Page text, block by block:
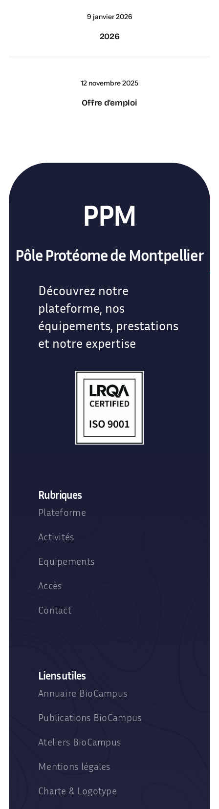
9 janvier 2026
2026
12 novembre 2025
Offre d’emploi
PPM
Pôle Protéome de Montpellier
Découvrez notre
plateforme, nos
équipements, prestations
et notre expertise
Rubriques
Plateforme
Activités
Equipements
Accès
Contact
Liens utiles
Annuaire BioCampus
Publications BioCampus
Ateliers BioCampus
Mentions légales
Charte & Logotype